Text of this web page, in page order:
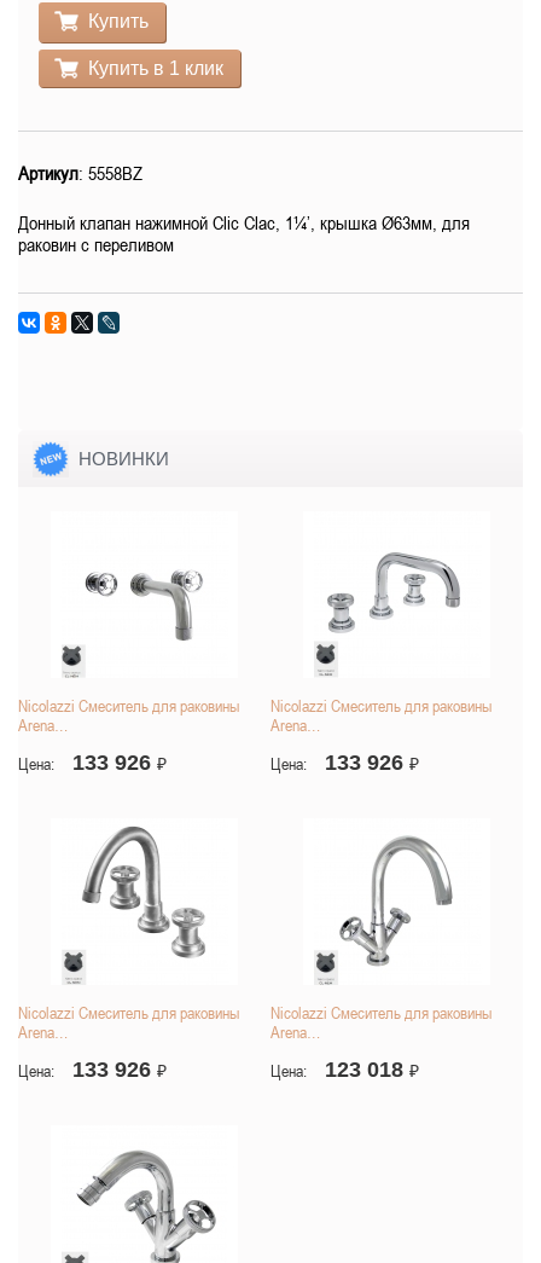
Купить
Купить в 1 клик
Артикул: 5558BZ
Донный клапан нажимной Clic Clac, 1¼’, крышка Ø63мм, для
раковин с переливом
НОВИНКИ
Nicolazzi Смеситель для раковины
Arena…
Цена: 133 926 ₽
Nicolazzi Смеситель для раковины
Arena…
Цена: 133 926 ₽
Nicolazzi Смеситель для раковины
Arena…
Цена: 133 926 ₽
Nicolazzi Смеситель для раковины
Arena…
Цена: 123 018 ₽